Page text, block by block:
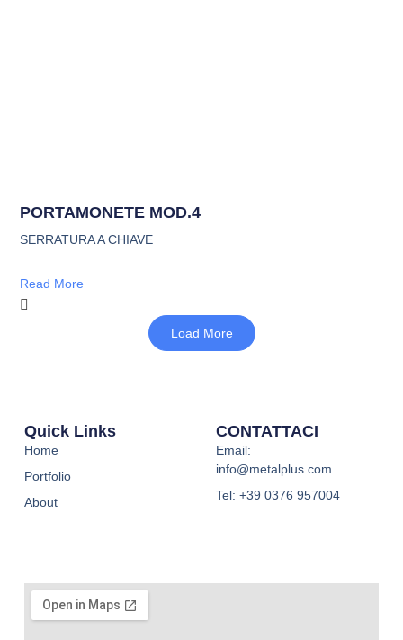
PORTAMONETE MOD.4
SERRATURA A CHIAVE
Read More
Load More
Quick Links
Home
Portfolio
About
CONTATTACI
Email:
info@metalplus.com
Tel: +39 0376 957004